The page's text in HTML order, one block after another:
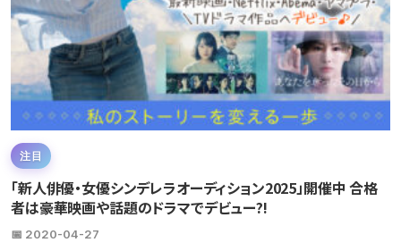
注目
「新人俳優・女優シンデレラオーディション2025」開催中 合格
者は豪華映画や話題のドラマでデビュー?!
📅 2020-04-27